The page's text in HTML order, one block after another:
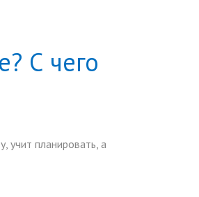
С чего
учит планировать, а